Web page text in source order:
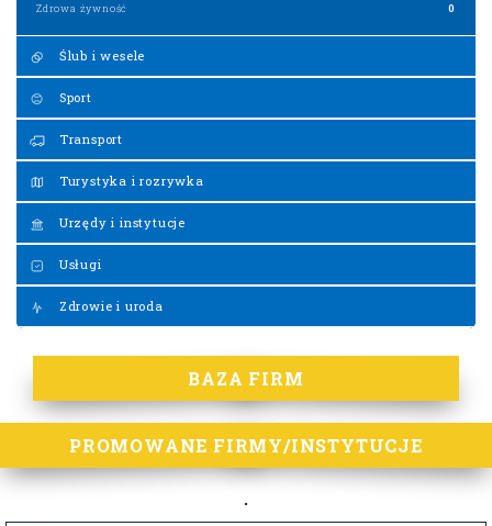
Zdrowa żywność 0
Ślub i wesele
Sport
Transport
Turystyka i rozrywka
Urzędy i instytucje
Usługi
Zdrowie i uroda
BAZA FIRM
PROMOWANE FIRMY/INSTYTUCJE